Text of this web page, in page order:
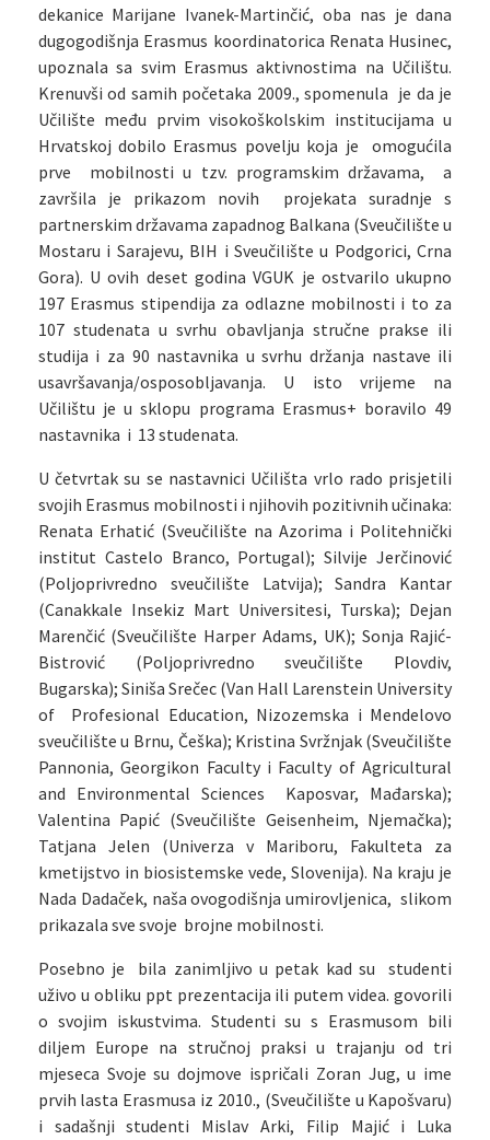
dekanice Marijane Ivanek-Martinčić, oba nas je dana
dugogodišnja Erasmus koordinatorica Renata Husinec,
upoznala sa svim Erasmus aktivnostima na Učilištu.
Krenuvši od samih početaka 2009., spomenula je da je
Učilište među prvim visokoškolskim institucijama u
Hrvatskoj dobilo Erasmus povelju koja je omogućila
prve mobilnosti u tzv. programskim državama, a
završila je prikazom novih projekata suradnje s
partnerskim državama zapadnog Balkana (Sveučilište u
Mostaru i Sarajevu, BIH i Sveučilište u Podgorici, Crna
Gora). U ovih deset godina VGUK je ostvarilo ukupno
197 Erasmus stipendija za odlazne mobilnosti i to za
107 studenata u svrhu obavljanja stručne prakse ili
studija i za 90 nastavnika u svrhu držanja nastave ili
usavršavanja/osposobljavanja. U isto vrijeme na
Učilištu je u sklopu programa Erasmus+ boravilo 49
nastavnika i 13 studenata.
U četvrtak su se nastavnici Učilišta vrlo rado prisjetili
svojih Erasmus mobilnosti i njihovih pozitivnih učinaka:
Renata Erhatić (Sveučilište na Azorima i Politehnički
institut Castelo Branco, Portugal); Silvije Jerčinović
(Poljoprivredno sveučilište Latvija); Sandra Kantar
(Canakkale Insekiz Mart Universitesi, Turska); Dejan
Marenčić (Sveučilište Harper Adams, UK); Sonja Rajić-
Bistrović (Poljoprivredno sveučilište Plovdiv,
Bugarska); Siniša Srečec (Van Hall Larenstein University
of Profesional Education, Nizozemska i Mendelovo
sveučilište u Brnu, Češka); Kristina Svržnjak (Sveučilište
Pannonia, Georgikon Faculty i Faculty of Agricultural
and Environmental Sciences Kaposvar, Mađarska);
Valentina Papić (Sveučilište Geisenheim, Njemačka);
Tatjana Jelen (Univerza v Mariboru, Fakulteta za
kmetijstvo in biosistemske vede, Slovenija). Na kraju je
Nada Dadaček, naša ovogodišnja umirovljenica, slikom
prikazala sve svoje brojne mobilnosti.
Posebno je bila zanimljivo u petak kad su studenti
uživo u obliku ppt prezentacija ili putem videa. govorili
o svojim iskustvima. Studenti su s Erasmusom bili
diljem Europe na stručnoj praksi u trajanju od tri
mjeseca Svoje su dojmove ispričali Zoran Jug, u ime
prvih lasta Erasmusa iz 2010., (Sveučilište u Kapošvaru)
i sadašnji studenti Mislav Arki, Filip Majić i Luka